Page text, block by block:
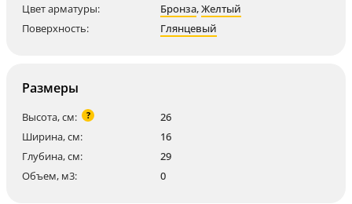
Цвет арматуры:
Бронза,Желтый
Поверхность:
Глянцевый
Размеры
Высота, см: ?
26
Ширина, см:
16
Глубина, см:
29
Объем, м3:
0